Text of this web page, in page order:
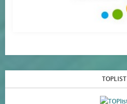
TOPLIST